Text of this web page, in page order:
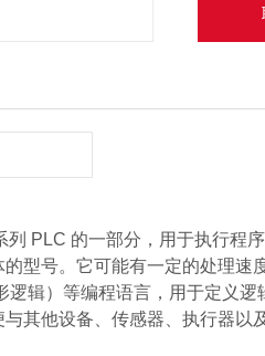
PLC 的一部分，用于执行程
型号。它可能有一定的处理速
辑）等编程语言，用于定义逻
其他设备、传感器、执行器以